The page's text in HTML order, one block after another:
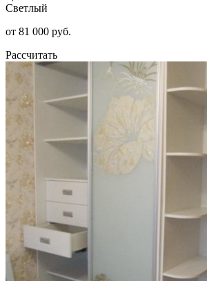
Светлый
от 81 000 руб.
Рассчитать